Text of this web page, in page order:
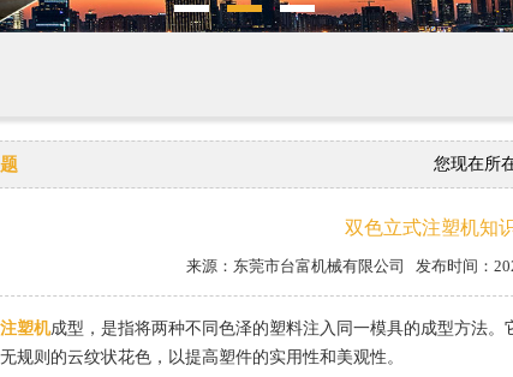
您现在所
双色立式注塑机知
来源：东莞市台富机械有限公司 发布时间：
塑机成型，是指将两种不同色泽的塑料注入同一模具的成型方法
规则的云纹状花色，以提高塑件的实用性和美观性。